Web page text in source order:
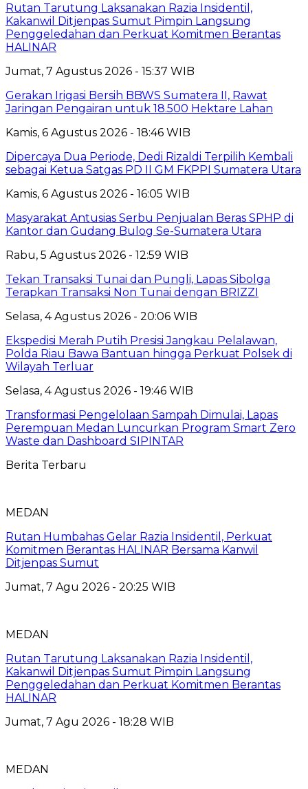
Rutan Tarutung Laksanakan Razia Insidentil,
Kakanwil Ditjenpas Sumut Pimpin Langsung
Penggeledahan dan Perkuat Komitmen Berantas
HALINAR
Jumat, 7 Agustus 2026 - 15:37 WIB
Gerakan Irigasi Bersih BBWS Sumatera II, Rawat
Jaringan Pengairan untuk 18.500 Hektare Lahan
Kamis, 6 Agustus 2026 - 18:46 WIB
Dipercaya Dua Periode, Dedi Rizaldi Terpilih Kembali
sebagai Ketua Satgas PD II GM FKPPI Sumatera Utara
Kamis, 6 Agustus 2026 - 16:05 WIB
Masyarakat Antusias Serbu Penjualan Beras SPHP di
Kantor dan Gudang Bulog Se-Sumatera Utara
Rabu, 5 Agustus 2026 - 12:59 WIB
Tekan Transaksi Tunai dan Pungli, Lapas Sibolga
Terapkan Transaksi Non Tunai dengan BRIZZI
Selasa, 4 Agustus 2026 - 20:06 WIB
Ekspedisi Merah Putih Presisi Jangkau Pelalawan,
Polda Riau Bawa Bantuan hingga Perkuat Polsek di
Wilayah Terluar
Selasa, 4 Agustus 2026 - 19:46 WIB
Transformasi Pengelolaan Sampah Dimulai, Lapas
Perempuan Medan Luncurkan Program Smart Zero
Waste dan Dashboard SIPINTAR
Berita Terbaru
MEDAN
Rutan Humbahas Gelar Razia Insidentil, Perkuat
Komitmen Berantas HALINAR Bersama Kanwil
Ditjenpas Sumut
Jumat, 7 Agu 2026 - 20:25 WIB
MEDAN
Rutan Tarutung Laksanakan Razia Insidentil,
Kakanwil Ditjenpas Sumut Pimpin Langsung
Penggeledahan dan Perkuat Komitmen Berantas
HALINAR
Jumat, 7 Agu 2026 - 18:28 WIB
MEDAN